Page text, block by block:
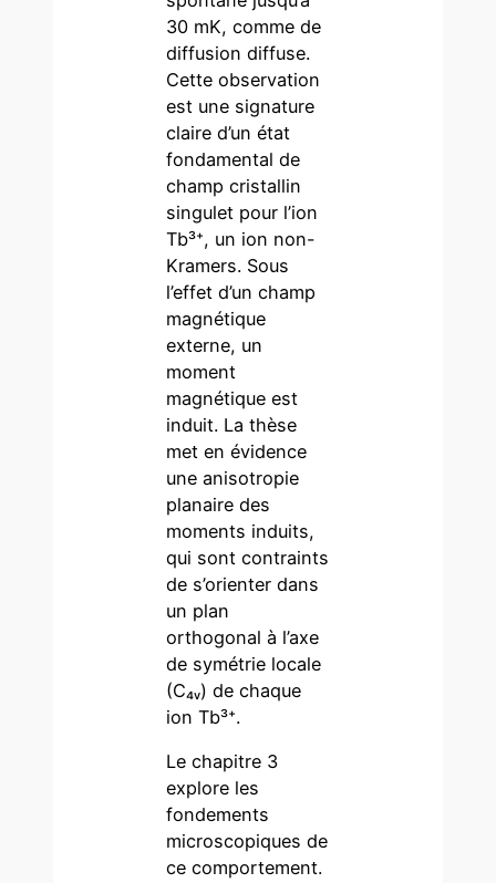
30 mK, comme de
diffusion diffuse.
Cette observation
est une signature
claire d’un état
fondamental de
champ cristallin
singulet pour l’ion
Tb³⁺, un ion non-
Kramers. Sous
l’effet d’un champ
magnétique
externe, un
moment
magnétique est
induit. La thèse
met en évidence
une anisotropie
planaire des
moments induits,
qui sont contraints
de s’orienter dans
un plan
orthogonal à l’axe
de symétrie locale
(C₄ᵥ) de chaque
ion Tb³⁺.
Le chapitre 3
explore les
fondements
microscopiques de
ce comportement.